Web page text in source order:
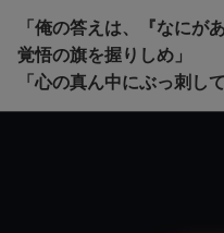
「俺の答えは、『なにが
覚悟の旗を握りしめ」
「心の真ん中にぶっ刺し